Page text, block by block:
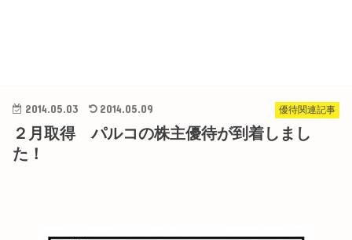
優待関連記事
2014.05.03 2014.05.09
２月取得 パルコの株主優待が到着しまし
た！